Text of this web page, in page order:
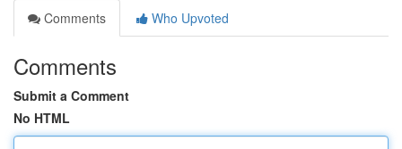
Comments
Who Upvoted
Comments
Submit a Comment
No HTML